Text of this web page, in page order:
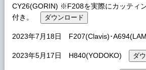
CY26(GORIN) ※F208を実際にカッティ
付き。
2023年7月18日 F207(Clavis)･
2023年5月17日 H840(YODOKO)